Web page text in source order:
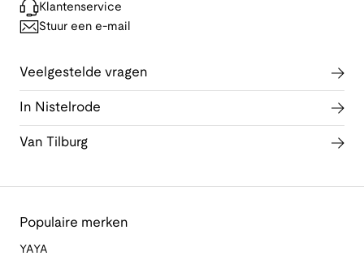
Klantenservice
Stuur een e-mail
Veelgestelde vragen
In Nistelrode
Van Tilburg
Populaire merken
YAYA